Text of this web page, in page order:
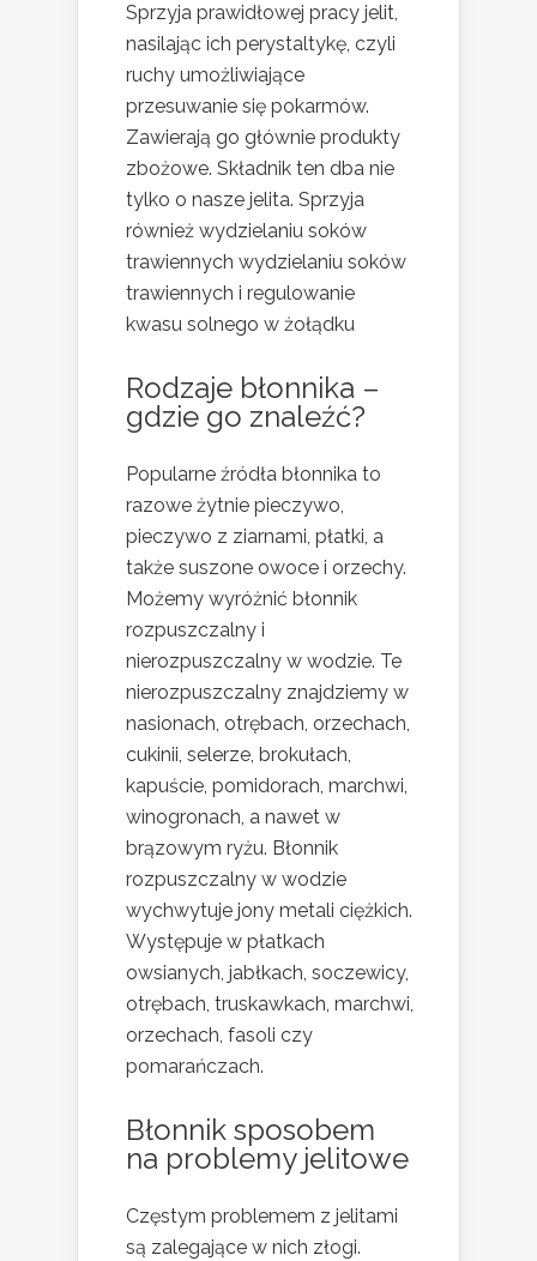
Sprzyja prawidłowej pracy jelit,
nasilając ich perystaltykę, czyli
ruchy umożliwiające
przesuwanie się pokarmów.
Zawierają go głównie produkty
zbożowe. Składnik ten dba nie
tylko o nasze jelita. Sprzyja
również wydzielaniu soków
trawiennych wydzielaniu soków
trawiennych i regulowanie
kwasu solnego w żołądku
Rodzaje błonnika –
gdzie go znaleźć?
Popularne źródła błonnika to
razowe żytnie pieczywo,
pieczywo z ziarnami, płatki, a
także suszone owoce i orzechy.
Możemy wyróżnić błonnik
rozpuszczalny i
nierozpuszczalny w wodzie. Te
nierozpuszczalny znajdziemy w
nasionach, otrębach, orzechach,
cukinii, selerze, brokułach,
kapuście, pomidorach, marchwi,
winogronach, a nawet w
brązowym ryżu. Błonnik
rozpuszczalny w wodzie
wychwytuje jony metali ciężkich.
Występuje w płatkach
owsianych, jabłkach, soczewicy,
otrębach, truskawkach, marchwi,
orzechach, fasoli czy
pomarańczach.
Błonnik sposobem
na problemy jelitowe
Częstym problemem z jelitami
są zalegające w nich złogi.